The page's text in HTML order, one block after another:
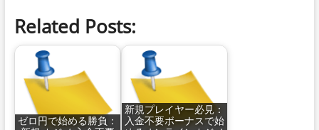
Related Posts:
ゼロ円で始める勝負：
新規プレイヤー必見：
入金不要ボーナスで始